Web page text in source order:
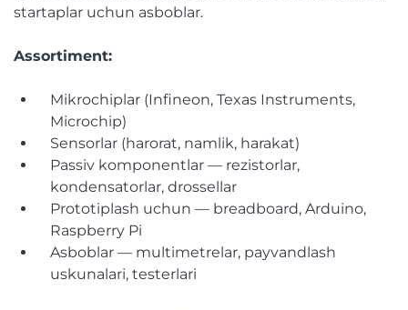
startaplar uchun asboblar.
Assortiment:
Mikrochiplar (Infineon, Texas Instruments,
Microchip)
Sensorlar (harorat, namlik, harakat)
Passiv komponentlar — rezistorlar,
kondensatorlar, drossellar
Prototiplash uchun — breadboard, Arduino,
Raspberry Pi
Asboblar — multimetrelar, payvandlash
uskunalari, testerlari